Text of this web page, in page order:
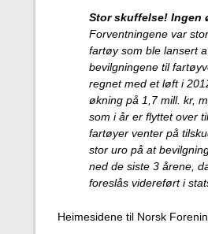
Stor skuffelse! Ingen
Forventningene var
fartøy som ble lansert
bevilgningene til
regnet med et løft i
økning på 1,7 mill. kr,
som i år er flyttet over
fartøyer venter på
stor uro på at
ned de siste 3 årene,
foreslås videreført i
Heimesidene til Norsk